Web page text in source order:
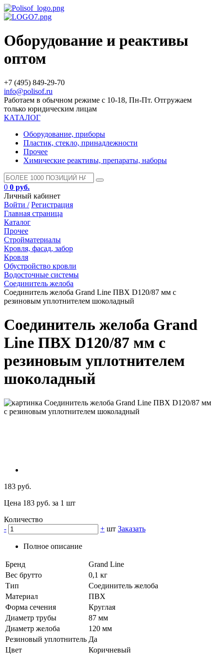
Оборудование и реактивы
оптом
+7 (495) 849-29-70
info@polisof.ru
Работаем в обычном режиме с 10-18, Пн-Пт. Отгружаем
только юридическим лицам
КАТАЛОГ
Оборудование, приборы
Пластик, стекло, принадлежности
Прочее
Химические реактивы, препараты, наборы
0 0 руб.
Личный кабинет
Войти / Регистрация
Главная страница
Каталог
Прочее
Стройматериалы
Кровля, фасад, забор
Кровля
Обустройство кровли
Водосточные системы
Соединитель желоба
Соединитель желоба Grand Line ПВХ D120/87 мм с
резиновым уплотнителем шоколадный
Соединитель желоба Grand
Line ПВХ D120/87 мм с
резиновым уплотнителем
шоколадный
183 руб.
Цена 183 руб. за 1 шт
Количество
-
+ шт Заказать
Полное описание
Бренд
Grand Line
Вес брутто
0,1 кг
Тип
Соединитель желоба
Материал
ПВХ
Форма сечения
Круглая
Диаметр трубы
87 мм
Диаметр желоба
120 мм
Резиновый уплотнитель Да
Цвет
Коричневый